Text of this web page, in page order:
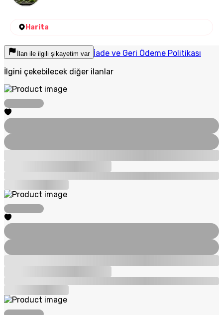
Harita
İlan ile ilgili şikayetim var İade ve Geri Ödeme Politikası
İlgini çekebilecek diğer ilanlar